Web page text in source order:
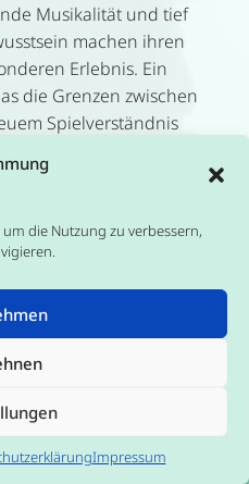
die Nutzung zu verbessern,
Impressum
Musikalität und tief
machen ihren
Erlebnis. Ein
die Grenzen zwischen
Spielverständnis
»Weird Harold«
anmelden
· Naren Illmann
SiteOrigin